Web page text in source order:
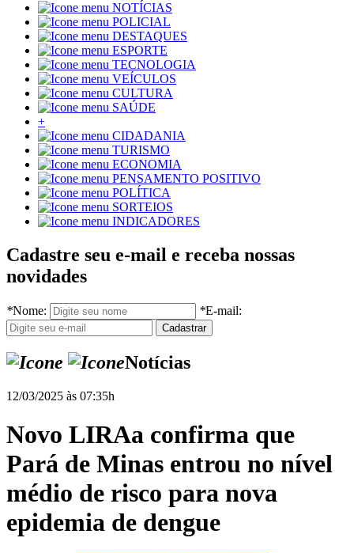
NOTÍCIAS
POLICIAL
DESTAQUES
ESPORTE
TECNOLOGIA
VEÍCULOS
CULTURA
SAÚDE
+
CIDADANIA
TURISMO
ECONOMIA
PENSAMENTO POSITIVO
POLÍTICA
SORTEIOS
INDICADORES
Cadastre seu e-mail e receba nossas
novidades
*Nome: *E-mail:
Notícias
12/03/2025 às 07:35h
Novo LIRAa confirma que
Pará de Minas entrou no nível
médio de risco para nova
epidemia de dengue